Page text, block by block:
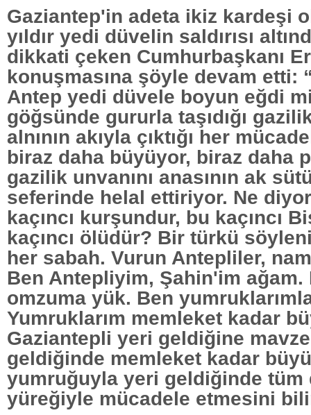
Gaziantep'in adeta ikiz kardeşi
yıldır yedi düvelin saldırısı
dikkati çeken Cumhurbaşkanı
konuşmasına şöyle devam etti:
Antep yedi düvele boyun eğdi
göğsünde gururla taşıdığı
alnının akıyla çıktığı her
biraz daha büyüyor, biraz daha
gazilik unvanını anasının ak
seferinde helal ettiriyor. Ne
kaçıncı kurşundur, bu kaçıncı
kaçıncı ölüdür? Bir türkü
her sabah. Vurun Antepliler,
Ben Antepliyim, Şahin'im ağam.
omzuma yük. Ben
Yumruklarım memleket kadar
Gaziantepli yeri geldiğine
geldiğinde memleket kadar
yumruğuyla yeri geldiğinde tüm
yüreğiyle mücadele etmesini